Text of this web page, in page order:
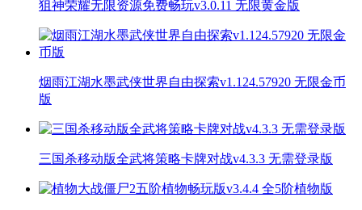
狙神荣耀无限资源免费畅玩v3.0.11 无限黄金版
烟雨江湖水墨武侠世界自由探索v1.124.57920 无限金币
版
三国杀移动版全武将策略卡牌对战v4.3.3 无需登录版